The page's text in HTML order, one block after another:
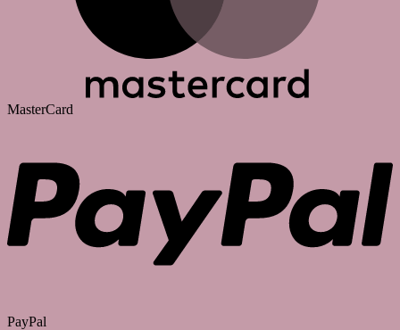
MasterCard
PayPal